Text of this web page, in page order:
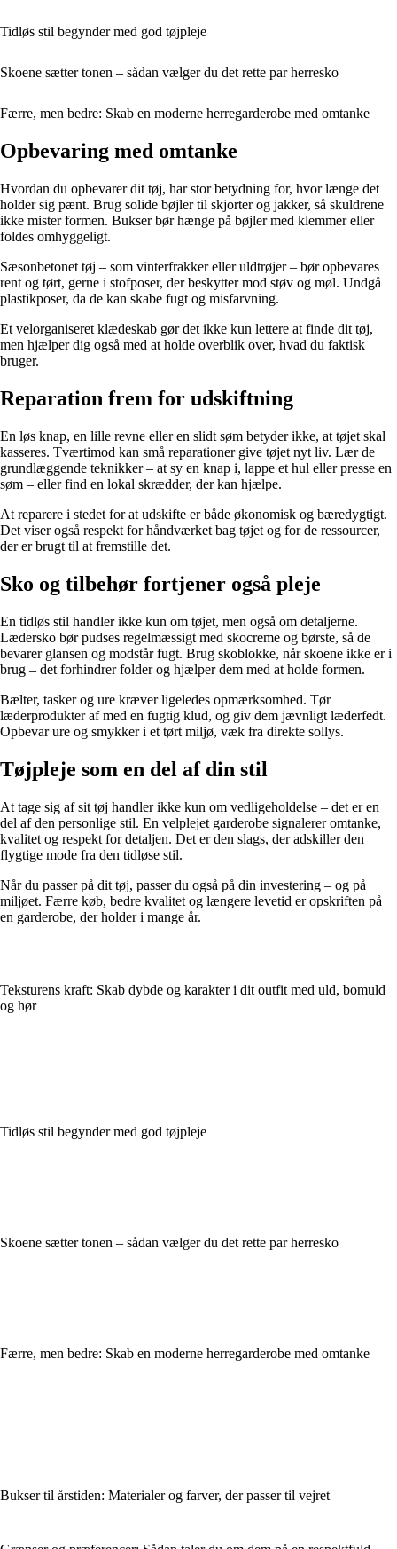
Tidløs stil begynder med god tøjpleje
Skoene sætter tonen – sådan vælger du det rette par herresko
Færre, men bedre: Skab en moderne herregarderobe med omtanke
Opbevaring med omtanke
Hvordan du opbevarer dit tøj, har stor betydning for, hvor længe det
holder sig pænt. Brug solide bøjler til skjorter og jakker, så skuldrene
ikke mister formen. Bukser bør hænge på bøjler med klemmer eller
foldes omhyggeligt.
Sæsonbetonet tøj – som vinterfrakker eller uldtrøjer – bør opbevares
rent og tørt, gerne i stofposer, der beskytter mod støv og møl. Undgå
plastikposer, da de kan skabe fugt og misfarvning.
Et velorganiseret klædeskab gør det ikke kun lettere at finde dit tøj,
men hjælper dig også med at holde overblik over, hvad du faktisk
bruger.
Reparation frem for udskiftning
En løs knap, en lille revne eller en slidt søm betyder ikke, at tøjet skal
kasseres. Tværtimod kan små reparationer give tøjet nyt liv. Lær de
grundlæggende teknikker – at sy en knap i, lappe et hul eller presse en
søm – eller find en lokal skrædder, der kan hjælpe.
At reparere i stedet for at udskifte er både økonomisk og bæredygtigt.
Det viser også respekt for håndværket bag tøjet og for de ressourcer,
der er brugt til at fremstille det.
Sko og tilbehør fortjener også pleje
En tidløs stil handler ikke kun om tøjet, men også om detaljerne.
Lædersko bør pudses regelmæssigt med skocreme og børste, så de
bevarer glansen og modstår fugt. Brug skoblokke, når skoene ikke er i
brug – det forhindrer folder og hjælper dem med at holde formen.
Bælter, tasker og ure kræver ligeledes opmærksomhed. Tør
læderprodukter af med en fugtig klud, og giv dem jævnligt læderfedt.
Opbevar ure og smykker i et tørt miljø, væk fra direkte sollys.
Tøjpleje som en del af din stil
At tage sig af sit tøj handler ikke kun om vedligeholdelse – det er en
del af den personlige stil. En velplejet garderobe signalerer omtanke,
kvalitet og respekt for detaljen. Det er den slags, der adskiller den
flygtige mode fra den tidløse stil.
Når du passer på dit tøj, passer du også på din investering – og på
miljøet. Færre køb, bedre kvalitet og længere levetid er opskriften på
en garderobe, der holder i mange år.
Teksturens kraft: Skab dybde og karakter i dit outfit med uld, bomuld
og hør
Tidløs stil begynder med god tøjpleje
Skoene sætter tonen – sådan vælger du det rette par herresko
Færre, men bedre: Skab en moderne herregarderobe med omtanke
Bukser til årstiden: Materialer og farver, der passer til vejret